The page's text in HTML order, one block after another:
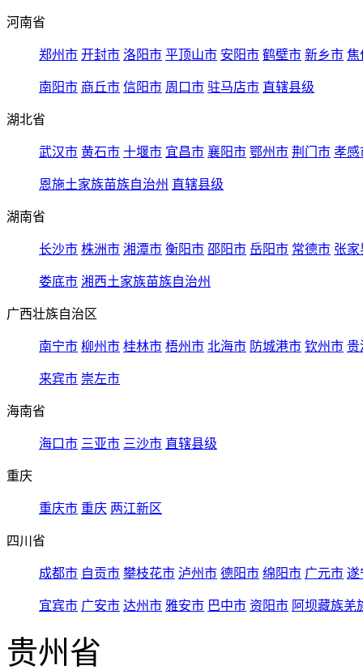
河南省
郑州市 开封市 洛阳市 平顶山市 安阳市 鹤壁市 新乡市 焦
南阳市 商丘市 信阳市 周口市 驻马店市 直辖县级
湖北省
武汉市 黄石市 十堰市 宜昌市 襄阳市 鄂州市 荆门市 孝感
恩施土家族苗族自治州 直辖县级
湖南省
长沙市 株洲市 湘潭市 衡阳市 邵阳市 岳阳市 常德市 张家
娄底市 湘西土家族苗族自治州
广西壮族自治区
南宁市 柳州市 桂林市 梧州市 北海市 防城港市 钦州市 贵
来宾市 崇左市
海南省
海口市 三亚市 三沙市 直辖县级
重庆
重庆市 重庆 两江新区
四川省
成都市 自贡市 攀枝花市 泸州市 德阳市 绵阳市 广元市 遂
宜宾市 广安市 达州市 雅安市 巴中市 资阳市 阿坝藏族羌
贵州省